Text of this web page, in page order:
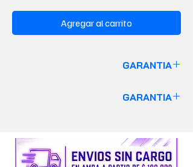
Agregar al carrito
GARANTIA
Insumos y Repuestos no cuentan con
garantía alguna.
GARANTIA
VALIDO SOLO PARA EQUIPOS